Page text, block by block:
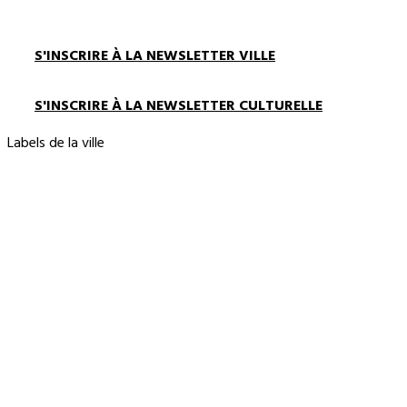
S'INSCRIRE À LA NEWSLETTER VILLE
S'INSCRIRE À LA NEWSLETTER CULTURELLE
Labels de la ville